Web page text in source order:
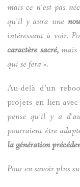
mais ce n’est pas
qu’il y aura une
intéressant à voir.
caractère sacré,mais
qui se fera ».
Au-delà d’un
projets en lien
pense qu’il y a
pourraient être
la génération
Pour en savoir plus